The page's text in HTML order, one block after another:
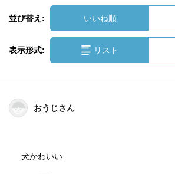
並び替え: いいね順
表示形式: リスト
おうじさん
犬かわいい